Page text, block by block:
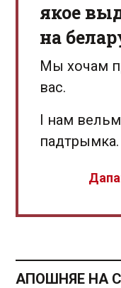
якое
на
Мы хочам
вас.
І нам
падтрымка.
АПОШНЯЕ НА